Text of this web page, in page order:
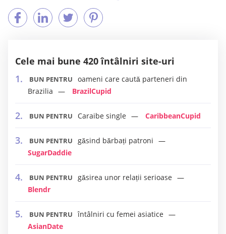
Cele mai bune 420 întâlniri site-uri
BUN PENTRU
oameni care caută parteneri din
Brazilia
BrazilCupid
BUN PENTRU Caraibe single CaribbeanCupid
BUN PENTRU
găsind bărbați patroni
SugarDaddie
BUN PENTRU
găsirea unor relații serioase
Blendr
BUN PENTRU
întâlniri cu femei asiatice
AsianDate